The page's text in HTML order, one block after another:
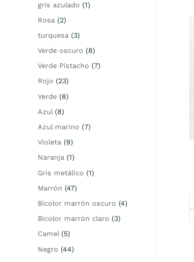
gris azulado (1)
Rosa (2)
turquesa (3)
Verde oscuro (8)
Verde Pistacho (7)
Rojo (23)
Verde (8)
Azul (8)
Azul marino (7)
Violeta (9)
Naranja (1)
Gris metálico (1)
Marrón (47)
Bicolor marrón oscuro (4)
Bicolor marrón claro (3)
Camel (5)
Negro (44)